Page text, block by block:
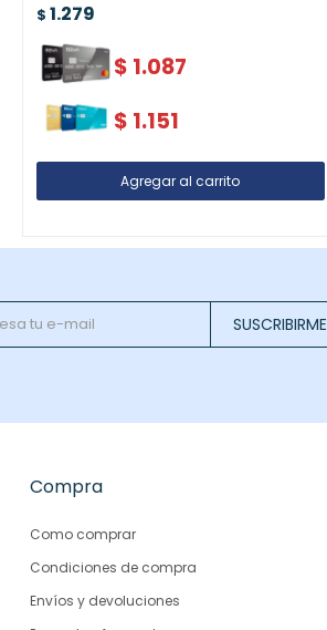
$ 1.279
$ 1.087
$ 1.151
SUSCRIBIRME
Compra
Como comprar
Condiciones de compra
Envíos y devoluciones